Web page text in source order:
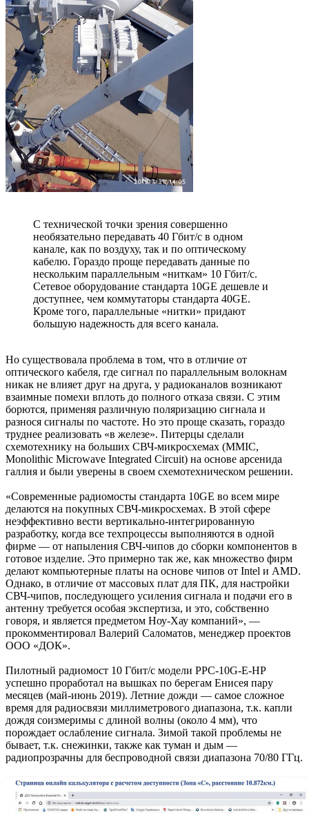
С технической точки зрения совершенно
необязательно передавать 40 Гбит/c в одном
канале, как по воздуху, так и по оптическому
кабелю. Гораздо проще передавать данные по
нескольким параллельным «ниткам» 10 Гбит/c.
Сетевое оборудование стандарта 10GE дешевле и
доступнее, чем коммутаторы стандарта 40GE.
Кроме того, параллельные «нитки» придают
большую надежность для всего канала.
Но существовала проблема в том, что в отличие от
оптического кабеля, где сигнал по параллельным волокнам
никак не влияет друг на друга, у радиоканалов возникают
взаимные помехи вплоть до полного отказа связи. С этим
борются, применяя различную поляризацию сигнала и
разнося сигналы по частоте. Но это проще сказать, гораздо
труднее реализовать «в железе». Питерцы сделали
схемотехнику на больших СВЧ-микросхемах (MMIC,
Monolithic Microwave Integrated Circuit) на основе арсенида
галлия и были уверены в своем схемотехническом решении.
«Современные радиомосты стандарта 10GE во всем мире
делаются на покупных СВЧ-микросхемах. В этой сфере
неэффективно вести вертикально-интегрированную
разработку, когда все техпроцессы выполняются в одной
фирме — от напыления СВЧ-чипов до сборки компонентов в
готовое изделие. Это примерно так же, как множество фирм
делают компьютерные платы на основе чипов от Intel и AMD.
Однако, в отличие от массовых плат для ПК, для настройки
СВЧ-чипов, последующего усиления сигнала и подачи его в
антенну требуется особая экспертиза, и это, собственно
говоря, и является предметом Ноу-Хау компаний», —
прокомментировал Валерий Саломатов, менеджер проектов
ООО «ДОК».
Пилотный радиомост 10 Гбит/c модели PPC-10G-E-HP
успешно проработал на вышках по берегам Енисея пару
месяцев (май-июнь 2019). Летние дожди — самое сложное
время для радиосвязи миллиметрового диапазона, т.к. капли
дождя соизмеримы с длиной волны (около 4 мм), что
порождает ослабление сигнала. Зимой такой проблемы не
бывает, т.к. снежинки, также как туман и дым —
радиопрозрачны для беспроводной связи диапазона 70/80 ГГц.